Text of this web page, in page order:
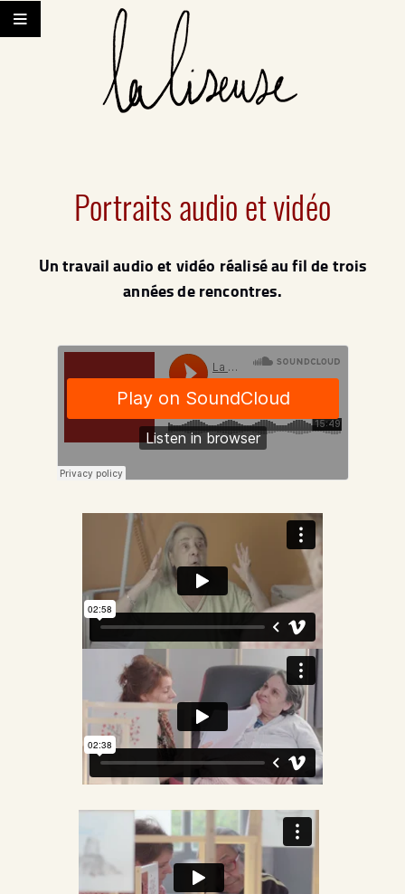
Portraits audio et vidéo
Un travail audio et vidéo réalisé au fil de trois
années de rencontres.